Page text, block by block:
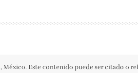
Este contenido puede ser citado o